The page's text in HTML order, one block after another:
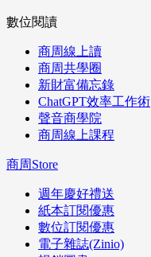
數位閱讀
商周線上讀
商周共學圈
新財富備忘錄
ChatGPT效率工作術
聲音商學院
商周線上課程
商周Store
週年慶好禮送
紙本訂閱優惠
數位訂閱優惠
電子雜誌(Zinio)